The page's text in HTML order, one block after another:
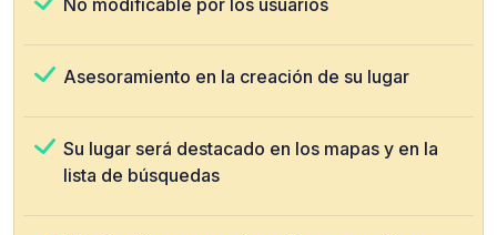
No modificable por los usuarios
Asesoramiento en la creación de su lugar
Su lugar será destacado en los mapas y en la
lista de búsquedas